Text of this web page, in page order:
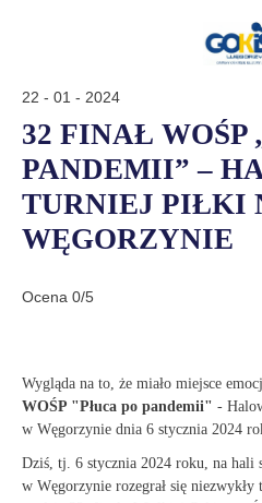
22 - 01 - 2024
32 FINAŁ WOŚP
PANDEMII” –
TURNIEJ PIŁKI
WĘGORZYNIE
Ocena 0/5
Wygląda na to, że miało miejsce
WOŚP "Płuca po pandemii" -
w Węgorzynie dnia 6 stycznia 2024
Dziś, tj. 6 stycznia 2024 roku, na hali
w Węgorzynie rozegrał się